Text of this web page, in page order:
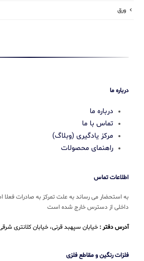
ورق
درباره ما
درباره ما
تماس با ما
مرکز یادگیری (وبلاگ)
راهنمای محصولات
اطلاعات تماس
به استحضار می رساند به علت تمرکز به صادرات
داخلی از دسترس خارج شده است
آدرس دفتر : خیابان سپهبد قرنی، خیابان کلانتری
فلزات رنگین و مقاطع فلزی